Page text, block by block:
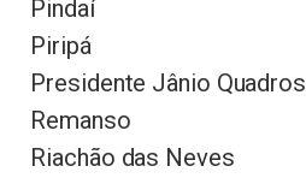
Pindaí
Piripá
Presidente Jânio Quadros
Remanso
Riachão das Neves